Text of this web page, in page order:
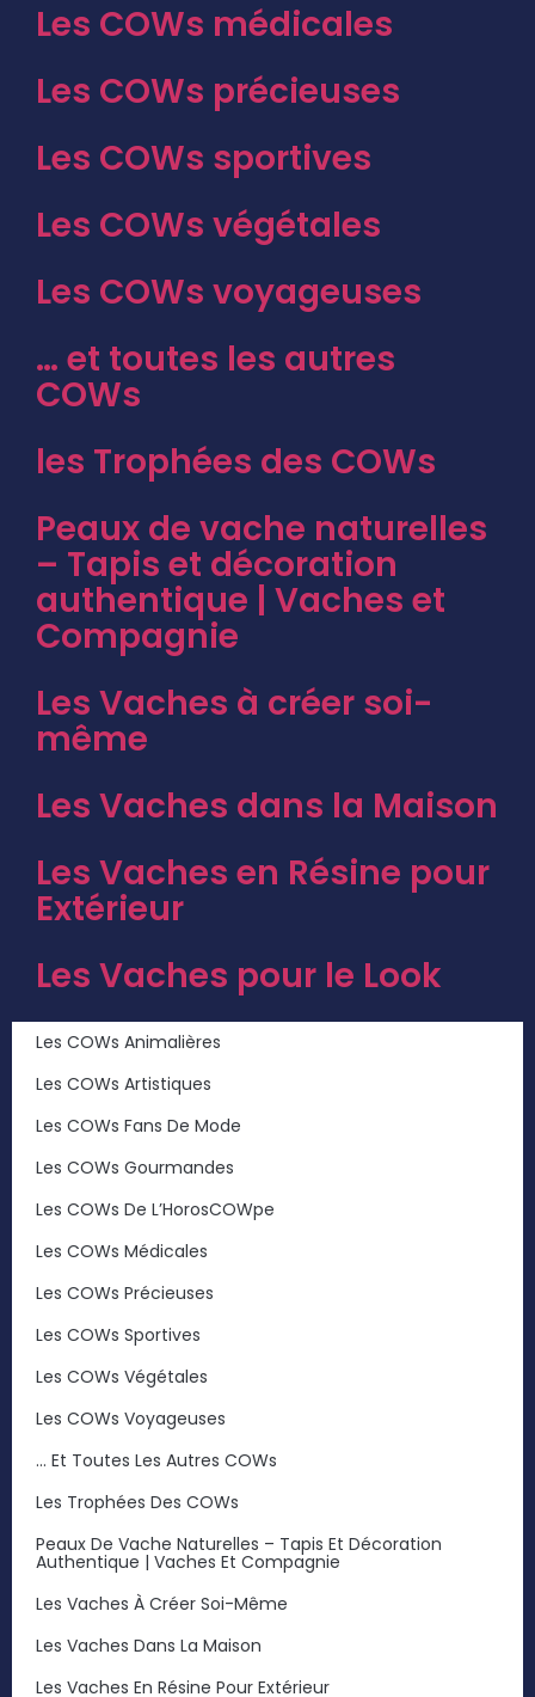
Les COWs médicales
Les COWs précieuses
Les COWs sportives
Les COWs végétales
Les COWs voyageuses
… et toutes les autres
COWs
les Trophées des COWs
Peaux de vache naturelles
– Tapis et décoration
authentique | Vaches et
Compagnie
Les Vaches à créer soi-
même
Les Vaches dans la Maison
Les Vaches en Résine pour
Extérieur
Les Vaches pour le Look
Les COWs Animalières
Les COWs Artistiques
Les COWs Fans De Mode
Les COWs Gourmandes
Les COWs De L’HorosCOWpe
Les COWs Médicales
Les COWs Précieuses
Les COWs Sportives
Les COWs Végétales
Les COWs Voyageuses
… Et Toutes Les Autres COWs
Les Trophées Des COWs
Peaux De Vache Naturelles – Tapis Et Décoration
Authentique | Vaches Et Compagnie
Les Vaches À Créer Soi-Même
Les Vaches Dans La Maison
Les Vaches En Résine Pour Extérieur